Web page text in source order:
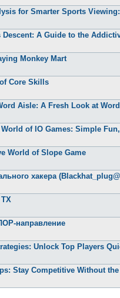
for Smarter Sports
Descent: A Guide to the
Monkey Mart
Core Skills
Aisle: A Fresh Look at
of IO Games: Simple
World of Slope Game
хакера
направление
Unlock Top Players
Stay Competitive Without